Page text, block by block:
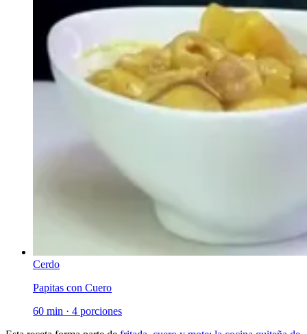
Cerdo
Papitas con Cuero
60 min · 4 porciones